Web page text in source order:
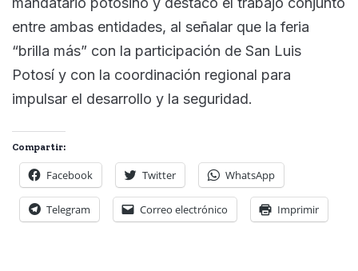
entre ambas entidades, al señalar que la feria
“brilla más” con la participación de San Luis
Potosí y con la coordinación regional para
impulsar el desarrollo y la seguridad.
Compartir:
Facebook Twitter WhatsApp
Telegram Correo electrónico Imprimir